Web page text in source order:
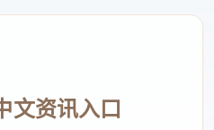
底，手持订单量32230万
文资讯入口